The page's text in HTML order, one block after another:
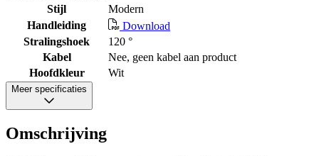
Stijl
Modern
Handleiding
Download
Stralingshoek
120 °
Kabel
Nee, geen kabel aan product
Hoofdkleur
Wit
Meer specificaties
Omschrijving